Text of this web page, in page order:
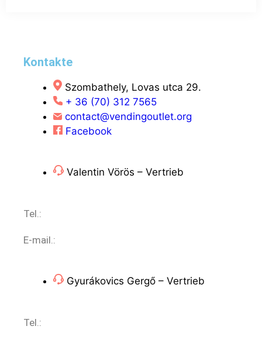
Kontakte
Szombathely, Lovas utca 29.
+ 36 (70) 312 7565
contact@vendingoutlet.org
Facebook
Valentin Vörös – Vertrieb
Tel.:
E-mail.:
Gyurákovics Gergő – Vertrieb
Tel.: